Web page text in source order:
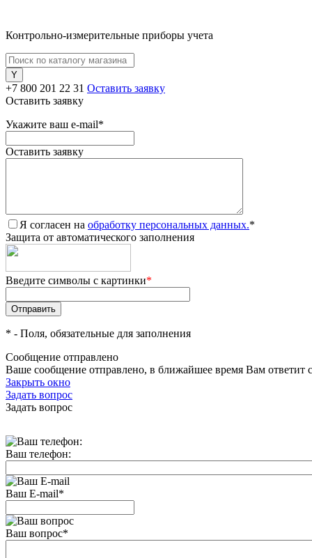
Контрольно-измерительные приборы учета
+7 800 201 22 31 Оставить заявку
Оставить заявку
Укажите ваш e-mail*
Оставить заявку
Я согласен на обработку персональных данных.*
Защита от автоматического заполнения
Введите символы с картинки*
* - Поля, обязательные для заполнения
Сообщение отправлено
Ваше сообщение отправлено, в ближайшее время Вам ответит
Закрыть окно
Задать вопрос
Задать вопрос
Ваш телефон:
Ваш E-mail*
Ваш вопрос*